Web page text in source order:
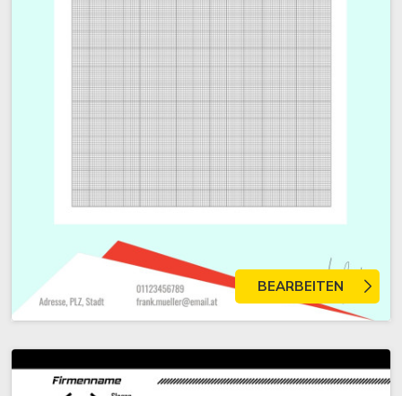
BEARBEITEN